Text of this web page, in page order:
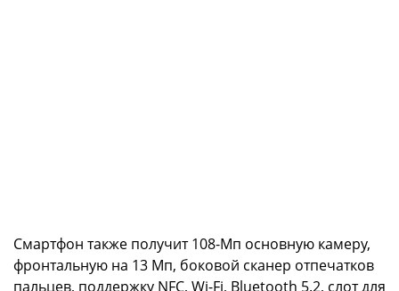
Смартфон также получит 108-Мп основную камеру,
фронтальную на 13 Мп, боковой сканер отпечатков
пальцев, поддержку NFC, Wi-Fi, Bluetooth 5.2, слот для